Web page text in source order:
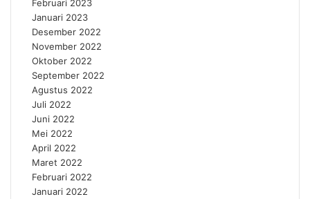
Februari 2023
Januari 2023
Desember 2022
November 2022
Oktober 2022
September 2022
Agustus 2022
Juli 2022
Juni 2022
Mei 2022
April 2022
Maret 2022
Februari 2022
Januari 2022